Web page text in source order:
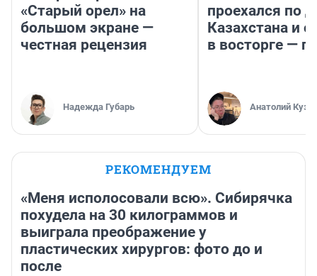
«Старый орел» на
большом экране —
честная рецензия
Надежда Губарь
проехался по
Казахстана и
в восторге —
Анатолий
РЕКОМЕНДУЕМ
«Меня исполосовали всю». Сибирячка
похудела на 30 килограммов и
выиграла преображение у
пластических хирургов: фото до и
после